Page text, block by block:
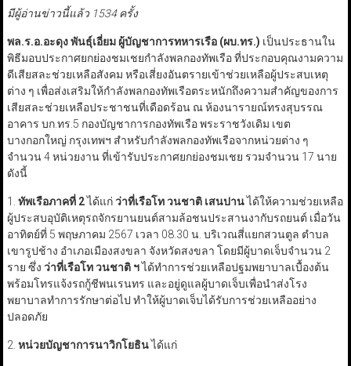
มีผู้อ่านข่าวนี้แล้ว 1534 ครั้ง
พล.ร.อ.อะดุง พันธุ์เอี่ยม ผู้บัญชาการทหารเรือ (ผบ.ทร.) เป็นประธานใน
พิธีมอบประกาศยกย่องชมเชยกำลังพลกองทัพเรือ ที่ประกอบคุณงามความ
ดีเสียสละช่วยเหลือสังคม หรือเสี่ยงอันตรายเข้าช่วยเหลือผู้ประสบเหตุ
ต่าง ๆ เพื่อส่งเสริมให้กำลังพลกองทัพเรือตระหนักถึงความสำคัญของการ
เสียสละช่วยเหลือประชาชนที่เดือดร้อน ณ ห้องนารายณ์ทรงสุบรรณ
อาคาร บก.ทร.5 กองบัญชาการกองทัพเรือ พระราชวังเดิม เขต
บางกอกใหญ่ กรุงเทพฯ สำหรับกำลังพลกองทัพเรือจากหน่วยต่าง ๆ
จำนวน 4 หน่วยงาน ที่เข้ารับประกาศยกย่องชมเชย รวมจำนวน 17 นาย
ดังนี้
1. ทัพเรือภาคที่ 2ได้แก่ว่าที่เรือโท วนชาติ เสนปานได้ให้ความช่วยเหลือ
ผู้ประสบอุบัติเหตุรถจักรยานยนต์สามล้อชนประสานงากับรถยนต์ เมื่อวัน
อาทิตย์ที่ 5 พฤษภาคม 2567 เวลา 08.30 น. บริเวณสี่แยกสวนตูล ตำบล
เขารูปช้าง อำเภอเมืองสงขลา จังหวัดสงขลา โดยมีผู้บาดเจ็บจำนวน 2
ราย ซึ่ง ว่าที่เรือโท วนชาติ ฯได้ทำการช่วยเหลือปฐมพยาบาลเบื้องต้น
พร้อมโทรแจ้งรถกู้ชีพนเรนทร และอยู่ดูแลผู้บาดเจ็บเพื่อนำส่งโรง
พยาบาลทำการรักษาต่อไป ทำให้ผู้บาดเจ็บได้รับการช่วยเหลืออย่าง
ปลอดภัย
2. หน่วยบัญชาการนาวิกโยธินได้แก่